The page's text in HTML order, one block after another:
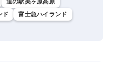
道の駅美ヶ原高原
ド
富士急ハイランド